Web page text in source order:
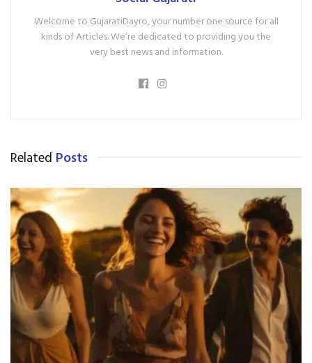
Welcome to GujaratiDayro, your number one source for all
kinds of Articles. We’re dedicated to providing you the
very best news and information.
Related Posts